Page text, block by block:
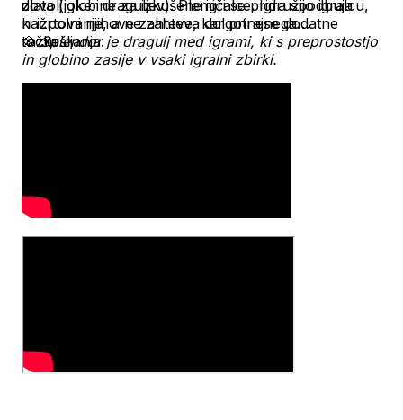
zlata (joker draguljev). Plemiči se pridružijo igralcu,
ki izpolni njihove zahteve, kar prinese dodatne
točke.
dovolj globine za izkušene igralce. Igra spodbuja
načrtovanje, a ne zahteva dolgotrajnega
razmišljanja.
💠Splendor je dragulj med igrami, ki s preprostostjo
in globino zasije v vsaki igralni zbirki.